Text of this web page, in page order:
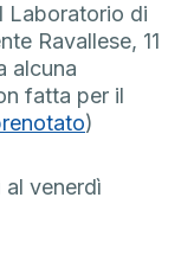
Laboratorio di
Ravallese, 11
alcuna
fatta per il
)
al venerdì